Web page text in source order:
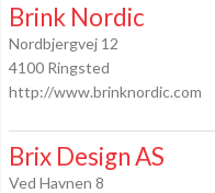
Brink Nordic
Nordbjergvej 12
4100 Ringsted
http://www.brinknordic.com
Brix Design AS
Ved Havnen 8